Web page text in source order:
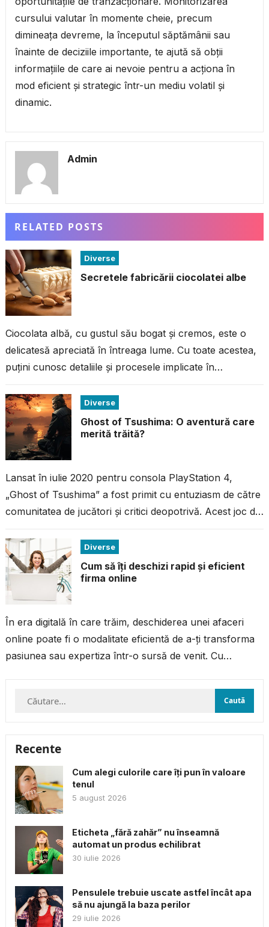
cursului valutar în momente cheie, precum
dimineața devreme, la începutul săptămânii sau
înainte de deciziile importante, te ajută să obții
informațiile de care ai nevoie pentru a acționa în
mod eficient și strategic într-un mediu volatil și
dinamic.
Admin
RELATED POSTS
Diverse
Secretele fabricării ciocolatei albe
Ciocolata albă, cu gustul său bogat și cremos, este o
delicatesă apreciată în întreaga lume. Cu toate acestea,
puțini cunosc detaliile și procesele implicate în
Diverse
Ghost of Tsushima: O aventură care
merită trăită?
Lansat în iulie 2020 pentru consola PlayStation 4,
„Ghost of Tsushima” a fost primit cu entuziasm de către
comunitatea de jucători și critici deopotrivă. Acest joc de
Diverse
Cum să îți deschizi rapid și eficient
firma online
În era digitală în care trăim, deschiderea unei afaceri
online poate fi o modalitate eficientă de a-ți transforma
pasiunea sau expertiza într-o sursă de venit. Cu
Caută
Recente
Cum alegi culorile care îți pun în valoare
tenul
5 august 2026
Eticheta „fără zahăr” nu înseamnă
automat un produs echilibrat
30 iulie 2026
Pensulele trebuie uscate astfel încât apa
să nu ajungă la baza perilor
29 iulie 2026